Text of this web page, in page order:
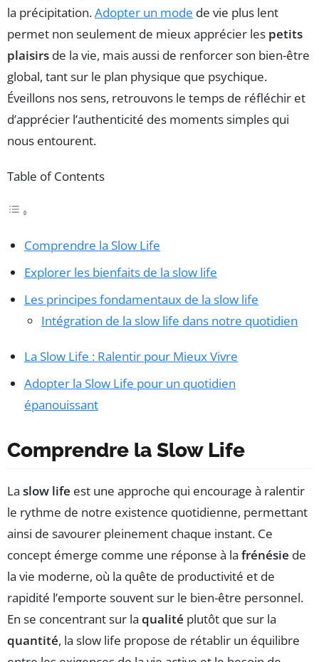
la précipitation.Adopter un mode de vie plus lent
permet non seulement de mieux apprécier les petits
plaisirs de la vie, mais aussi de renforcer son bien-être
global, tant sur le plan physique que psychique.
Éveillons nos sens, retrouvons le temps de réfléchir et
d’apprécier l’authenticité des moments simples qui
nous entourent.
Table of Contents
Comprendre la Slow Life
Explorer les bienfaits de la slow life
Les principes fondamentaux de la slow life
Intégration de la slow life dans notre quotidien
La Slow Life : Ralentir pour Mieux Vivre
Adopter la Slow Life pour un quotidien
épanouissant
Comprendre la Slow Life
La slow life est une approche qui encourage à ralentir
le rythme de notre existence quotidienne, permettant
ainsi de savourer pleinement chaque instant. Ce
concept émerge comme une réponse à la frénésie de
la vie moderne, où la quête de productivité et de
rapidité l’emporte souvent sur le bien-être personnel.
En se concentrant sur la qualité plutôt que sur la
quantité, la slow life propose de rétablir un équilibre